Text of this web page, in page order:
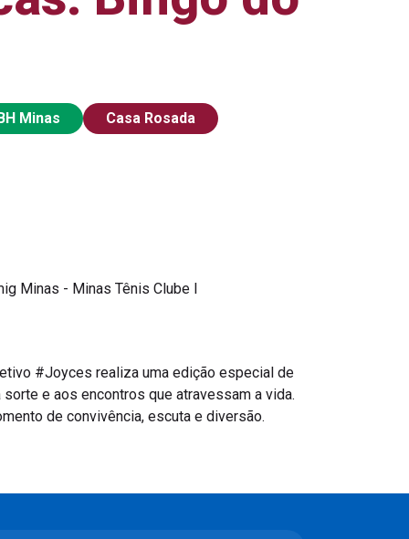
Minas Casa Rosada
Minas - Minas Tênis Clube I
#Joyces realiza uma edição especial de
sorte e aos encontros que atravessam a vida.
de convivência, escuta e diversão.